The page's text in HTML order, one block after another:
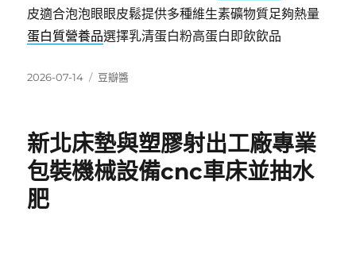
皮適合泡泡眼眼皮鬆提供多種維生素礦物質足夠熱量
蛋白質營養品選擇乳清蛋白粉高蛋白即飲飲品
發
2026-07-14
分
豆瓣醬
新北床墊與塑膠射出工廠專業
包裝機械設備cnc車床並抽水
肥